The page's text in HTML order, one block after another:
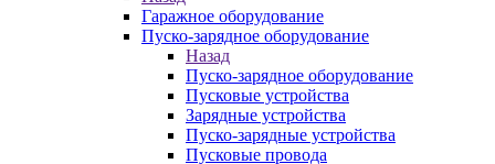
Гаражное оборудование
Пуско-зарядное оборудование
Назад
Пуско-зарядное оборудование
Пусковые устройства
Зарядные устройства
Пуско-зарядные устройства
Пусковые провода